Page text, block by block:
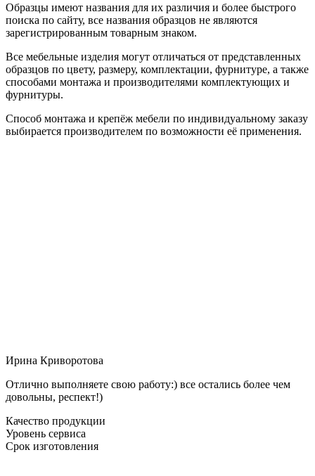
Образцы имеют названия для их различия и более быстрого
поиска по сайту, все названия образцов не являются
зарегистрированным товарным знаком.
Все мебельные изделия могут отличаться от представленных
образцов по цвету, размеру, комплектации, фурнитуре, а также
способами монтажа и производителями комплектующих и
фурнитуры.
Способ монтажа и крепёж мебели по индивидуальному заказу
выбирается производителем по возможности её применения.
Ирина Криворотова
Отлично выполняете свою работу:) все остались более чем
довольны, респект!)
Качество продукции
Уровень сервиса
Срок изготовления